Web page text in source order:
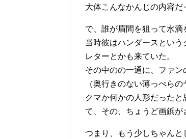
大体こんなかんじの内容だ
で、誰が眉間を狙って水滴
当時彼はハンダースとい
レターとかも来ていた。
その中のの一通に、ファン
（奥行きのない薄っぺらの
クマか何かの人形だった
て、その、ちょうど画鋲が
つまり、もう少しちゃんと